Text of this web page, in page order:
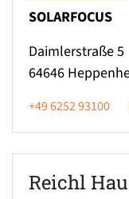
SOLARFOCUS
Daimlerstraße 5
64646
+49 6252 93100
Reichl